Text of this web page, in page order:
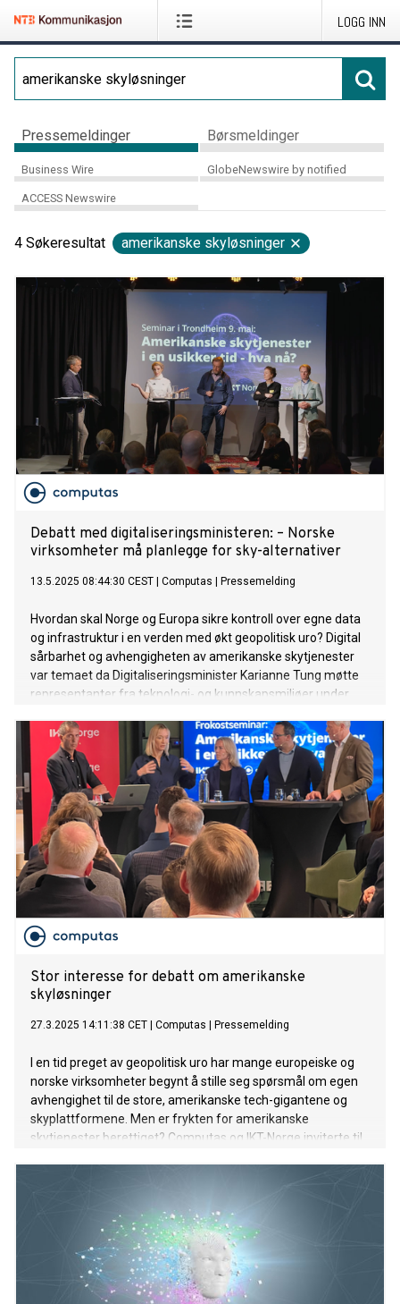
LOGG INN
Pressemeldinger Børsmeldinger
Business Wire GlobeNewswire by notified
ACCESS Newswire
4 Søkeresultat amerikanske skyløsninger
Debatt med digitaliseringsministeren: – Norske
virksomheter må planlegge for sky-alternativer
13.5.2025 08:44:30 CEST Computas Pressemelding
Hvordan skal Norge og Europa sikre kontroll over egne data
og infrastruktur i en verden med økt geopolitisk uro? Digital
sårbarhet og avhengigheten av amerikanske skytjenester
var temaet da Digitaliseringsminister Karianne Tung møtte
representanter fra teknologi- og kunnskapsmiljøer under
Stor interesse for debatt om amerikanske
skyløsninger
27.3.2025 14:11:38 CET Computas Pressemelding
I en tid preget av geopolitisk uro har mange europeiske og
norske virksomheter begynt å stille seg spørsmål om egen
avhengighet til de store, amerikanske tech-gigantene og
skyplattformene. Men er frykten for amerikanske
skytjenester berettiget? Computas og IKT-Norge inviterte til